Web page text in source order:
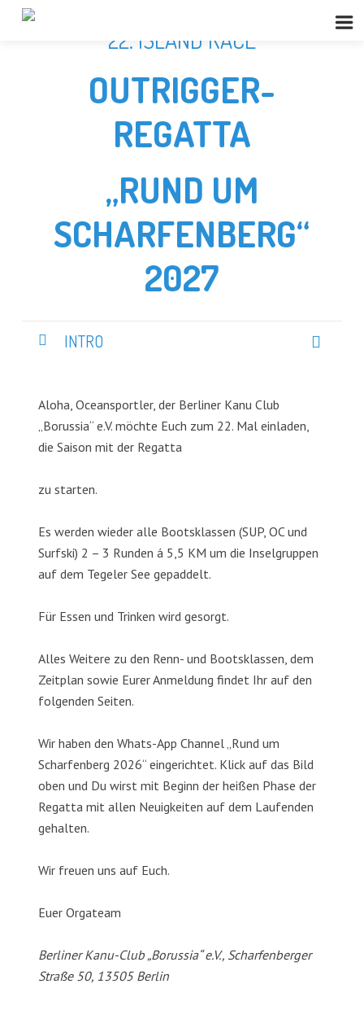
22. ISLAND RACE
OUTRIGGER-
REGATTA
„RUND UM
SCHARFENBERG“
2027
INTRO
Aloha, Oceansportler, der Berliner Kanu Club
„Borussia“ e.V. möchte Euch zum 22. Mal einladen,
die Saison mit der Regatta
zu starten.
Es werden wieder alle Bootsklassen (SUP, OC und
Surfski) 2 – 3 Runden á 5,5 KM um die Inselgruppen
auf dem Tegeler See gepaddelt.
Für Essen und Trinken wird gesorgt.
Alles Weitere zu den Renn- und Bootsklassen, dem
Zeitplan sowie Eurer Anmeldung findet Ihr auf den
folgenden Seiten.
Wir haben den Whats-App Channel „Rund um
Scharfenberg 2026“ eingerichtet. Klick auf das Bild
oben und Du wirst mit Beginn der heißen Phase der
Regatta mit allen Neuigkeiten auf dem Laufenden
gehalten.
Wir freuen uns auf Euch.
Euer Orgateam
Berliner Kanu-Club „Borussia“ e.V., Scharfenberger
Straße 50, 13505 Berlin